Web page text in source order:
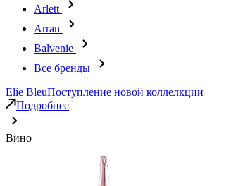
Arlett
Arran
Balvenie
Все бренды
Elie BleuПоступление новой коллелкции
Подробнее
Вино